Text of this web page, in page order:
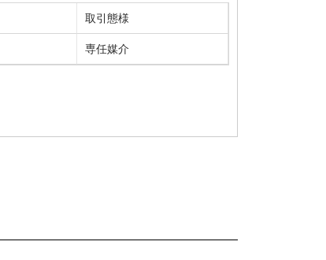
取引態様
専任媒介